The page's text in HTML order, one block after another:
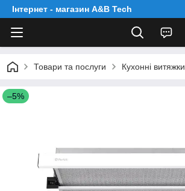
Інтернет - магазин A&B Tech
Товари та послуги Кухонні витяжки
–5%